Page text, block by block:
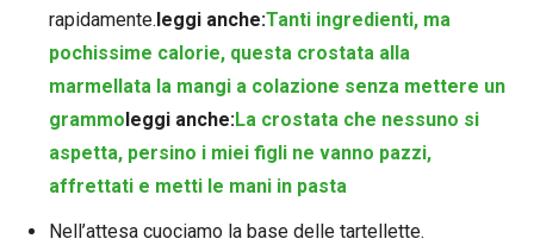
rapidamente. leggi anche:Tanti ingredienti, ma
pochissime calorie, questa crostata alla
marmellata la mangi a colazione senza mettere un
grammo leggi anche:La crostata che nessuno si
aspetta, persino i miei figli ne vanno pazzi,
affrettati e metti le mani in pasta
Nell’attesa cuociamo la base delle tartellette.